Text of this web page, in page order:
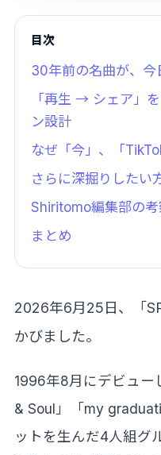
目次
30年前の名曲が、今
「再生 → シェア」
ン設計
なぜ「今」、「
さらに深掘りしたい
Shiritomo編集部の考
まとめ
2026年6月25日、「
かびました。
1996年8月にデビュ
& Soul」「my
ットを生んだ4人組グ